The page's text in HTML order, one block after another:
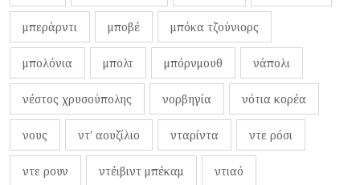
μπεράρντι μποβέ μπόκα τζούνιορς
μπολόνια μπολτ μπόρνμουθ νάπολι
νέστος χρυσούπολης νορβηγία νότια κορέα
νους ντ' αουζίλιο νταρίντα ντε ρόσι
ντε ρουν ντέιβιντ μπέκαμ ντιαό